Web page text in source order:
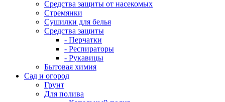
Средства защиты от насекомых
Стремянки
Сушилки для белья
Средства защиты
- Перчатки
- Респираторы
- Рукавицы
Бытовая химия
Сад и огород
Грунт
Для полива